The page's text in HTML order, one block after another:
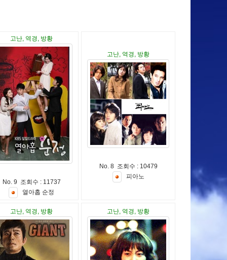
고난, 역경, 방황
No. 9 조회수 : 11737
열 아홉 순정
고난, 역경, 방황
No. 8 조회수 : 10479
피 아노
고난, 역경, 방황 고난, 역경, 방황